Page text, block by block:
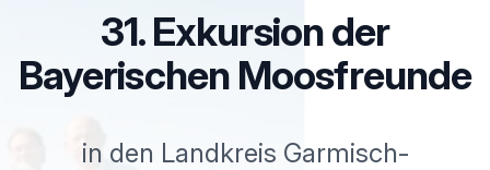
31. Exkursion der
Bayerischen Moosfreunde
in den Landkreis Garmisch-